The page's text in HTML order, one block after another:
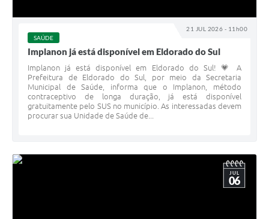
21 JUL 2026 - 11h00
SAÚDE
Implanon já está disponível em Eldorado do Sul
Implanon já está disponível em Eldorado do Sul! 💗 A
Prefeitura de Eldorado do Sul, por meio da Secretaria
Municipal de Saúde, informa que o Implanon, método
contraceptivo de longa duração, já está disponível
gratuitamente pelo SUS no município. As interessadas devem
procurar sua Unidade de Saúde de...
JUL
06